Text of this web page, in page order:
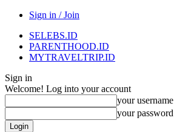
Sign in / Join
SELEBS.ID
PARENTHOOD.ID
MYTRAVELTRIP.ID
Sign in
Welcome! Log into your account
your username
your password